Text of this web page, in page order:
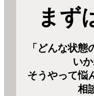
まず
「どんな状
い
そうやって悩
相